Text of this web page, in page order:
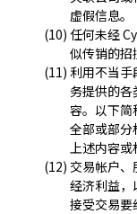
虚假信息。
任何未经
似传销的招
利用不当手
务提供的各
容。以下
全部或部
上述内容或
交易帐户
经济利益，
接受交易要